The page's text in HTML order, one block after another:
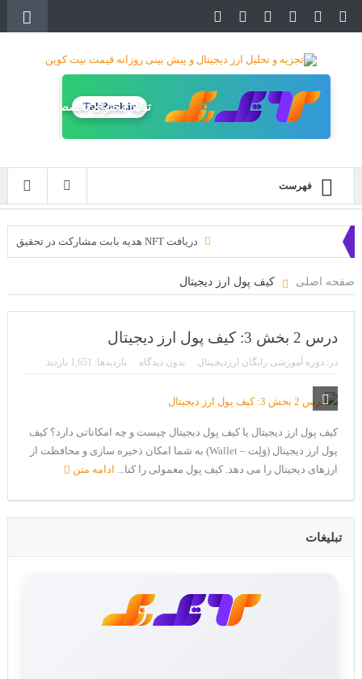
تولید محتوای تخصصی
TakRank.ir
فهرست
دریافت NFT هدیه بابت مشارکت در تحقیق
سه ایردراپ عالی برای این ماه
CoinEx سریع ترین برند درحال رشد در خدمات مالی!
بیت کوین به امید ETF به 60،000 دلار رسید!
ورود 254 نهنگ جدید به بازار بیت کوین
ایردراپ کریپتوتانک – CryptoTanks Airdrop
صفحه اصلی کیف پول ارز دیجیتال
درس 2 بخش 3: کیف پول ارز دیجیتال
در: دوره آموزشی رایگان ارزدیجیتال بدون دیدگاه بازدیدها: 1,651 بازدید
کیف پول ارز دیجیتال یا کیف پول دیجیتال چیست و چه امکاناتی دارد؟ کیف
پول ارز دیجیتال (وَلِت – Wallet) به شما امکان ذخیره سازی و محافظت از
ارزهای دیجیتال را می دهد. کیف پول معمولی را کنا...
ادامه متن
تبلیغات